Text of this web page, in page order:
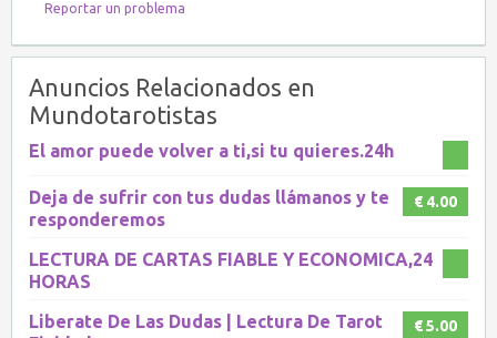
Reportar un problema
Anuncios Relacionados en
Mundotarotistas
El amor puede volver a ti,si tu quieres.24h
€ 4.00
Deja de sufrir con tus dudas llámanos y te
responderemos
LECTURA DE CARTAS FIABLE Y ECONOMICA,24
HORAS
€ 5.00
Liberate De Las Dudas | Lectura De Tarot